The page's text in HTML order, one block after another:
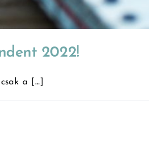
2022!
a [...]